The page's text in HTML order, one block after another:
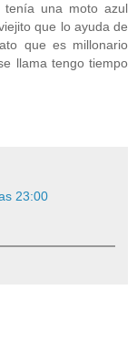
una moto azul
que lo ayuda de
que es millonario
llama tengo tiempo
23:00